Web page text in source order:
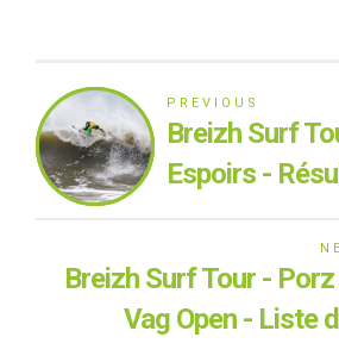
PREVIOUS
Breizh Surf
Espoirs -
Breizh Surf Tour -
Vag Open - Liste